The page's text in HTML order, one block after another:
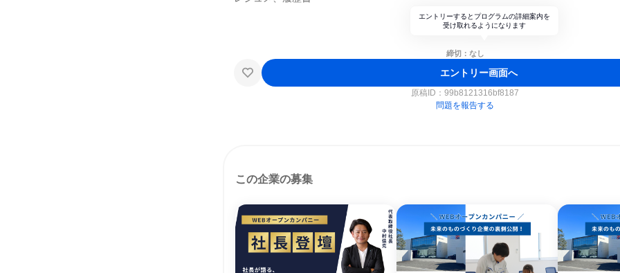
エントリーするとプログラムの詳細案内を
受け取れるようになります
締切：なし
エントリー画面へ
原稿ID： 99b8121316bf8187
問題を報告する
この企業の募集